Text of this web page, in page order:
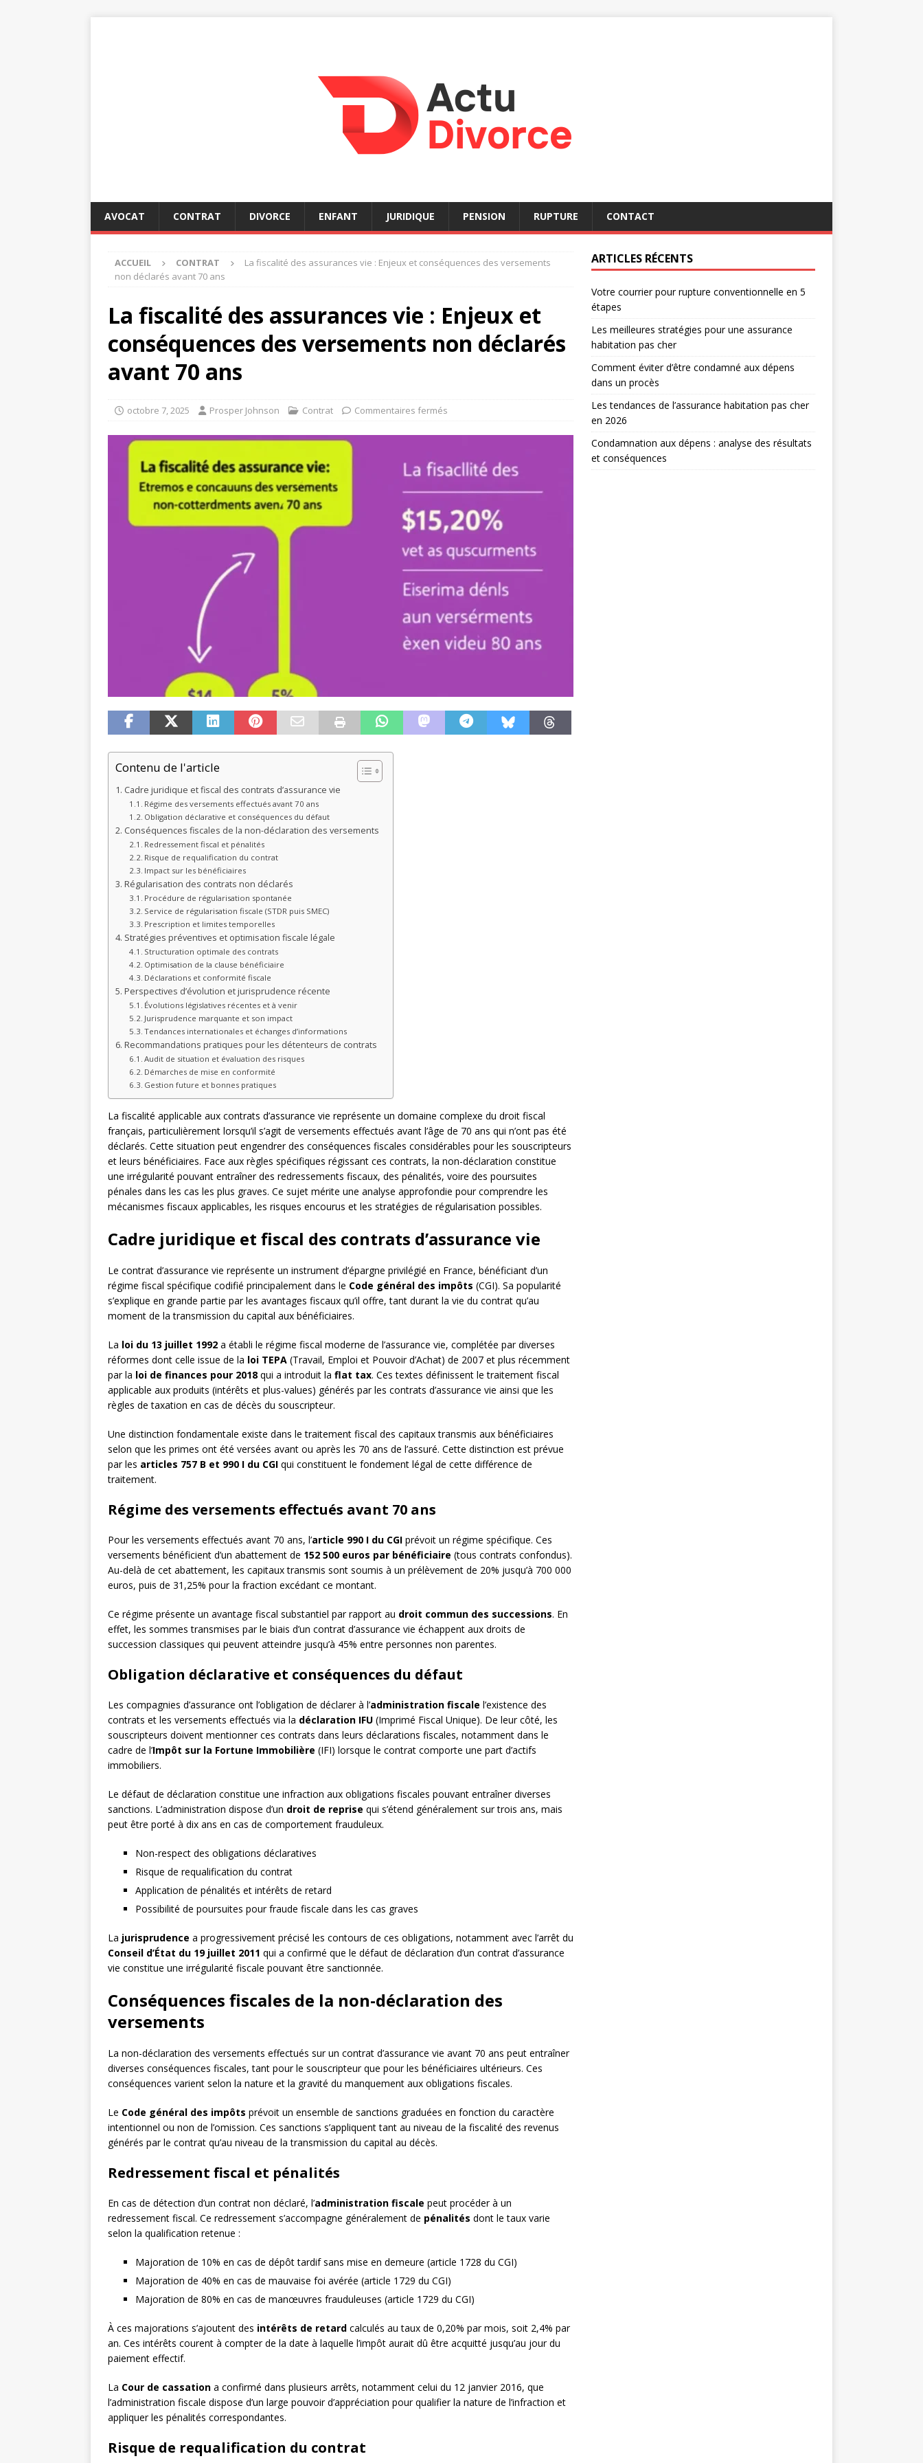
AVOCAT CONTRAT DIVORCE ENFANT JURIDIQUE PENSION RUPTURE CONTACT
ACCUEIL CONTRAT
La fiscalité des assurances vie : Enjeux et conséquences des versements
non déclarés avant 70 ans
La fiscalité des assurances vie : Enjeux et
conséquences des versements non déclarés
avant 70 ans
octobre 7, 2025 Prosper Johnson Contrat Commentaires fermés
Contenu de l'article
Cadre juridique et fiscal des contrats d’assurance vie
Régime des versements effectués avant 70 ans
Obligation déclarative et conséquences du défaut
Conséquences fiscales de la non-déclaration des versements
Redressement fiscal et pénalités
Risque de requalification du contrat
Impact sur les bénéficiaires
Régularisation des contrats non déclarés
Procédure de régularisation spontanée
Service de régularisation fiscale (STDR puis SMEC)
Prescription et limites temporelles
Stratégies préventives et optimisation fiscale légale
Structuration optimale des contrats
Optimisation de la clause bénéficiaire
Déclarations et conformité fiscale
Perspectives d’évolution et jurisprudence récente
Évolutions législatives récentes et à venir
Jurisprudence marquante et son impact
Tendances internationales et échanges d’informations
Recommandations pratiques pour les détenteurs de contrats
Audit de situation et évaluation des risques
Démarches de mise en conformité
Gestion future et bonnes pratiques
La fiscalité applicable aux contrats d’assurance vie représente un domaine complexe du droit fiscal
français, particulièrement lorsqu’il s’agit de versements effectués avant l’âge de 70 ans qui n’ont pas été
déclarés. Cette situation peut engendrer des conséquences fiscales considérables pour les souscripteurs
et leurs bénéficiaires. Face aux règles spécifiques régissant ces contrats, la non-déclaration constitue
une irrégularité pouvant entraîner des redressements fiscaux, des pénalités, voire des poursuites
pénales dans les cas les plus graves. Ce sujet mérite une analyse approfondie pour comprendre les
mécanismes fiscaux applicables, les risques encourus et les stratégies de régularisation possibles.
Cadre juridique et fiscal des contrats d’assurance vie
Le contrat d’assurance vie représente un instrument d’épargne privilégié en France, bénéficiant d’un
régime fiscal spécifique codifié principalement dans le Code général des impôts (CGI). Sa popularité
s’explique en grande partie par les avantages fiscaux qu’il offre, tant durant la vie du contrat qu’au
moment de la transmission du capital aux bénéficiaires.
La loi du 13 juillet 1992 a établi le régime fiscal moderne de l’assurance vie, complétée par diverses
réformes dont celle issue de la loi TEPA (Travail, Emploi et Pouvoir d’Achat) de 2007 et plus récemment
par la loi de finances pour 2018 qui a introduit la flat tax. Ces textes définissent le traitement fiscal
applicable aux produits (intérêts et plus-values) générés par les contrats d’assurance vie ainsi que les
règles de taxation en cas de décès du souscripteur.
Une distinction fondamentale existe dans le traitement fiscal des capitaux transmis aux bénéficiaires
selon que les primes ont été versées avant ou après les 70 ans de l’assuré. Cette distinction est prévue
par les articles 757 B et 990 I du CGI qui constituent le fondement légal de cette différence de
traitement.
Régime des versements effectués avant 70 ans
Pour les versements effectués avant 70 ans, l’article 990 I du CGI prévoit un régime spécifique. Ces
versements bénéficient d’un abattement de 152 500 euros par bénéficiaire (tous contrats confondus).
Au-delà de cet abattement, les capitaux transmis sont soumis à un prélèvement de 20% jusqu’à 700 000
euros, puis de 31,25% pour la fraction excédant ce montant.
Ce régime présente un avantage fiscal substantiel par rapport au droit commun des successions. En
effet, les sommes transmises par le biais d’un contrat d’assurance vie échappent aux droits de
succession classiques qui peuvent atteindre jusqu’à 45% entre personnes non parentes.
Obligation déclarative et conséquences du défaut
Les compagnies d’assurance ont l’obligation de déclarer à l’administration fiscale l’existence des
contrats et les versements effectués via la déclaration IFU (Imprimé Fiscal Unique). De leur côté, les
souscripteurs doivent mentionner ces contrats dans leurs déclarations fiscales, notamment dans le
cadre de l’Impôt sur la Fortune Immobilière (IFI) lorsque le contrat comporte une part d’actifs
immobiliers.
Le défaut de déclaration constitue une infraction aux obligations fiscales pouvant entraîner diverses
sanctions. L’administration dispose d’un droit de reprise qui s’étend généralement sur trois ans, mais
peut être porté à dix ans en cas de comportement frauduleux.
Non-respect des obligations déclaratives
Risque de requalification du contrat
Application de pénalités et intérêts de retard
Possibilité de poursuites pour fraude fiscale dans les cas graves
La jurisprudence a progressivement précisé les contours de ces obligations, notamment avec l’arrêt du
Conseil d’État du 19 juillet 2011 qui a confirmé que le défaut de déclaration d’un contrat d’assurance
vie constitue une irrégularité fiscale pouvant être sanctionnée.
Conséquences fiscales de la non-déclaration des
versements
La non-déclaration des versements effectués sur un contrat d’assurance vie avant 70 ans peut entraîner
diverses conséquences fiscales, tant pour le souscripteur que pour les bénéficiaires ultérieurs. Ces
conséquences varient selon la nature et la gravité du manquement aux obligations fiscales.
Le Code général des impôts prévoit un ensemble de sanctions graduées en fonction du caractère
intentionnel ou non de l’omission. Ces sanctions s’appliquent tant au niveau de la fiscalité des revenus
générés par le contrat qu’au niveau de la transmission du capital au décès.
Redressement fiscal et pénalités
En cas de détection d’un contrat non déclaré, l’administration fiscale peut procéder à un
redressement fiscal. Ce redressement s’accompagne généralement de pénalités dont le taux varie
selon la qualification retenue :
Majoration de 10% en cas de dépôt tardif sans mise en demeure (article 1728 du CGI)
Majoration de 40% en cas de mauvaise foi avérée (article 1729 du CGI)
Majoration de 80% en cas de manœuvres frauduleuses (article 1729 du CGI)
À ces majorations s’ajoutent des intérêts de retard calculés au taux de 0,20% par mois, soit 2,4% par
an. Ces intérêts courent à compter de la date à laquelle l’impôt aurait dû être acquitté jusqu’au jour du
paiement effectif.
La Cour de cassation a confirmé dans plusieurs arrêts, notamment celui du 12 janvier 2016, que
l’administration fiscale dispose d’un large pouvoir d’appréciation pour qualifier la nature de l’infraction et
appliquer les pénalités correspondantes.
Risque de requalification du contrat
ARTICLES RÉCENTS
Votre courrier pour rupture conventionnelle en 5
étapes
Les meilleures stratégies pour une assurance
habitation pas cher
Comment éviter d’être condamné aux dépens
dans un procès
Les tendances de l’assurance habitation pas cher
en 2026
Condamnation aux dépens : analyse des résultats
et conséquences